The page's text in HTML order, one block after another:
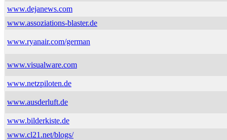
www.dejanews.com
www.assoziations-blaster.de
www.ryanair.com/german
www.visualware.com
www.netzpiloten.de
www.ausderluft.de
www.bilderkiste.de
www.cl21.net/blogs/